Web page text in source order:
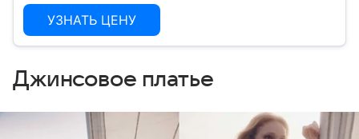
УЗНАТЬ ЦЕНУ
Джинсовое платье